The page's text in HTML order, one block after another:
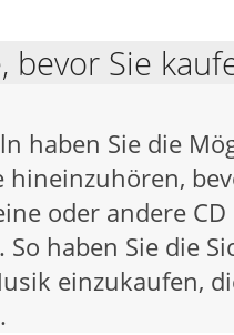
bevor Sie
haben Sie die
hineinzuhören,
oder andere CD
haben Sie die
einzukaufen,